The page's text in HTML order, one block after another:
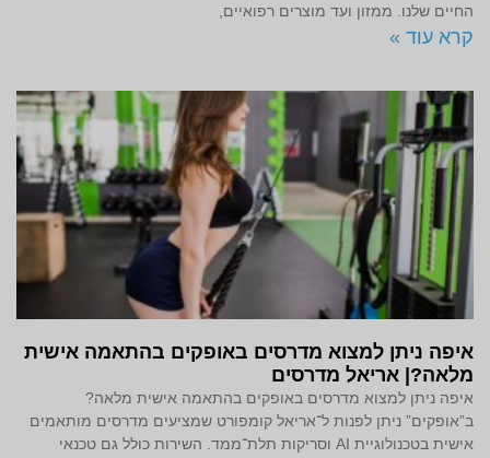
החיים שלנו. ממזון ועד מוצרים רפואיים,
קרא עוד »
איפה ניתן למצוא מדרסים באופקים בהתאמה אישית
מלאה?| אריאל מדרסים
איפה ניתן למצוא מדרסים באופקים בהתאמה אישית מלאה?
ב”אופקים” ניתן לפנות ל־אריאל קומפורט שמציעים מדרסים מותאמים
אישית בטכנולוגיית AI וסריקות תלת־ממד. השירות כולל גם טכנאי